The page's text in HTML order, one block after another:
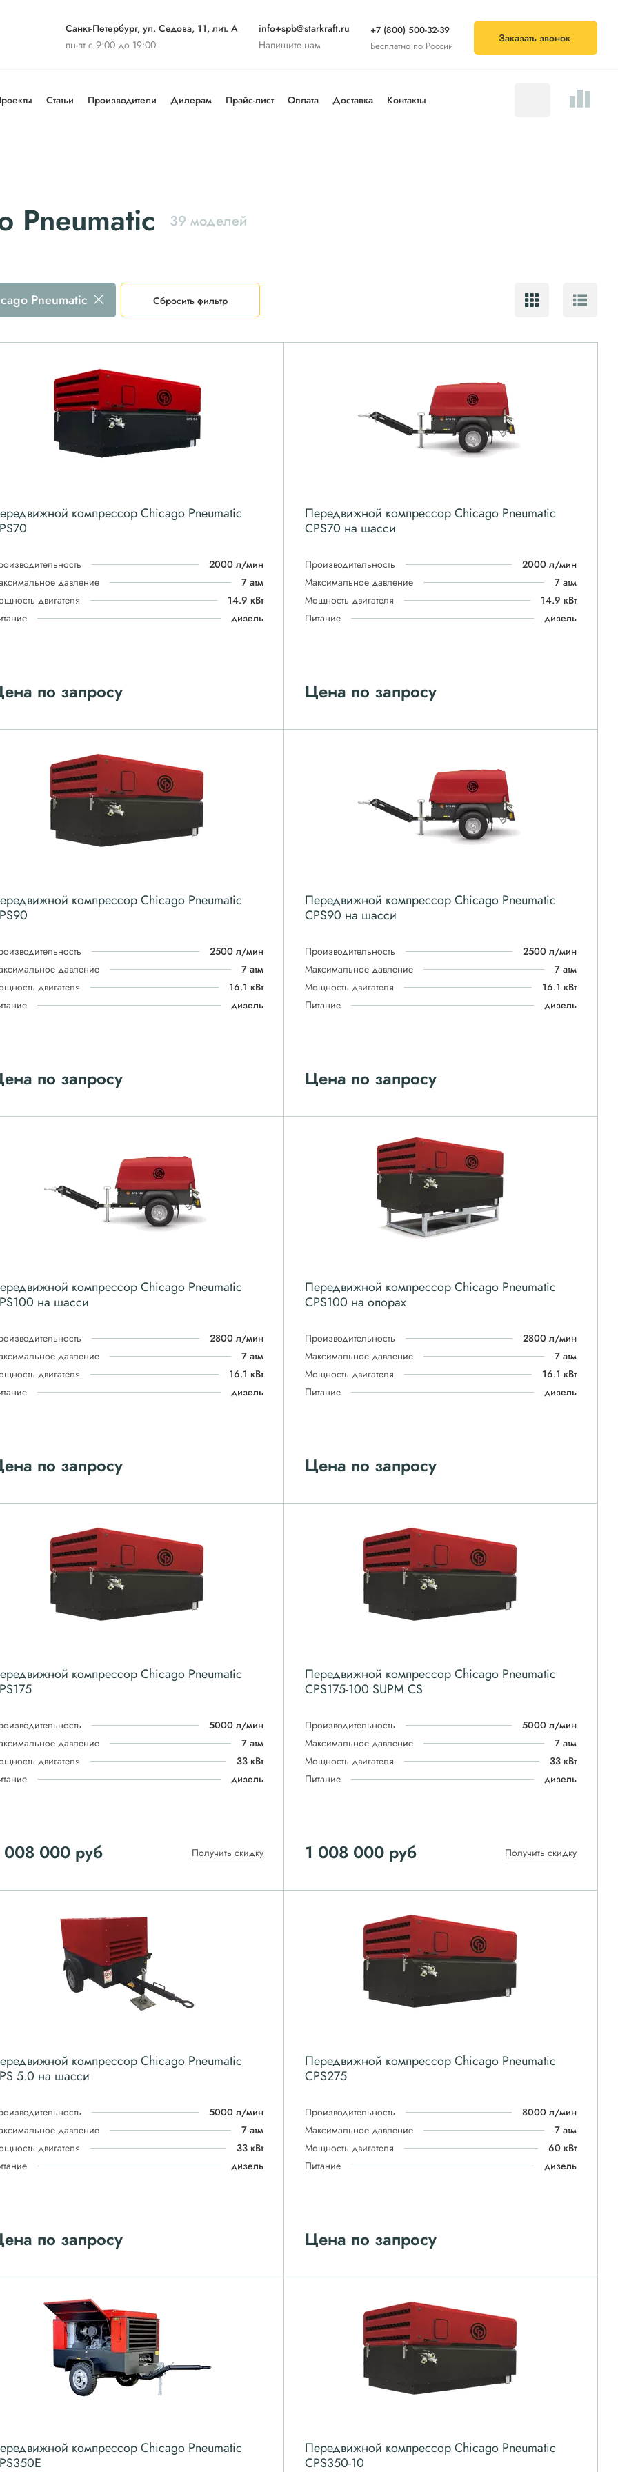
Санкт-Петербург, ул. Седова, 11, лит. А
пн-пт с 9:00 до 19:00
info+spb@starkraft.ru
Напишите нам
+7 (800) 500-32-39
Бесплатно по России
Заказать звонок
Статьи Производители Дилерам Прайс-лист Оплата Доставка Контакты
Pneumatic 39 моделей
Pneumatic Сбросить фильтр
компрессор Chicago Pneumatic
2000 л/мин
давление
7 атм
двигателя
14.9 кВт
дизель
по запросу
Передвижной компрессор Chicago Pneumatic
CPS70 на шасси
Производительность
2000 л/мин
Максимальное давление
7 атм
Мощность двигателя
14.9 кВт
Питание
дизель
Цена по запросу
компрессор Chicago Pneumatic
2500 л/мин
давление
7 атм
двигателя
16.1 кВт
дизель
по запросу
Передвижной компрессор Chicago Pneumatic
CPS90 на шасси
Производительность
2500 л/мин
Максимальное давление
7 атм
Мощность двигателя
16.1 кВт
Питание
дизель
Цена по запросу
компрессор Chicago Pneumatic
на шасси
2800 л/мин
давление
7 атм
двигателя
16.1 кВт
дизель
по запросу
Передвижной компрессор Chicago Pneumatic
CPS100 на опорах
Производительность
2800 л/мин
Максимальное давление
7 атм
Мощность двигателя
16.1 кВт
Питание
дизель
Цена по запросу
компрессор Chicago Pneumatic
5000 л/мин
давление
7 атм
двигателя
33 кВт
дизель
008 000 руб Получить скидку
Передвижной компрессор Chicago Pneumatic
CPS175-100 SUPM CS
Производительность
5000 л/мин
Максимальное давление
7 атм
Мощность двигателя
33 кВт
Питание
дизель
1 008 000руб Получить скидку
компрессор Chicago Pneumatic
5.0 на шасси
5000 л/мин
давление
7 атм
двигателя
33 кВт
дизель
по запросу
Передвижной компрессор Chicago Pneumatic
CPS275
Производительность
8000 л/мин
Максимальное давление
7 атм
Мощность двигателя
60 кВт
Питание
дизель
Цена по запросу
компрессор Chicago Pneumatic
Передвижной компрессор Chicago Pneumatic
CPS350-10